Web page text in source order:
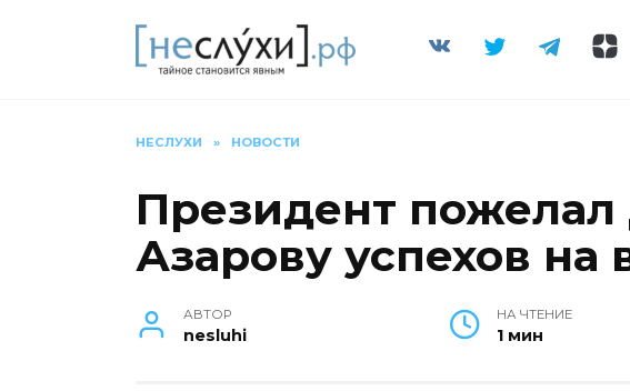
НЕСЛУХИ » НОВОСТИ
Президент
Азарову успехов на
АВТОР
nesluhi
НА ЧТЕНИЕ
1 мин